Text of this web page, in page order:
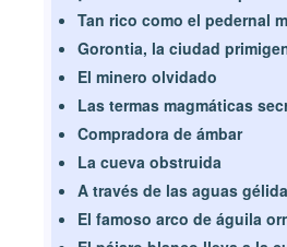
Tan rico como el pedernal
Gorontia, la ciudad
El minero olvidado
Las termas magmáticas
Compradora de ámbar
La cueva obstruida
A través de las aguas
El famoso arco de águila